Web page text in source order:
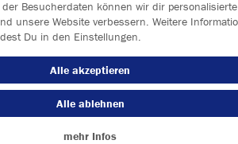
Besucherdaten können wir dir personalisierte
unsere Website verbessern. Weitere
Du in den Einstellungen.
Alle akzeptieren
Alle ablehnen
mehr Infos